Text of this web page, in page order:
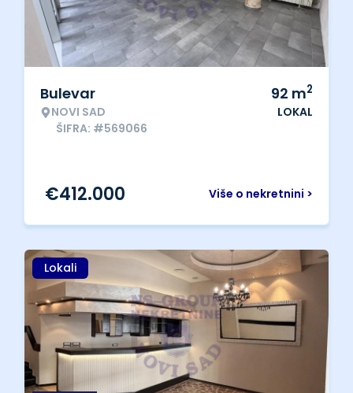
Bulevar
NOVI SAD
ŠIFRA: #569066
92 m2
LOKAL
Više o nekretnini >
€412.000
Lokali